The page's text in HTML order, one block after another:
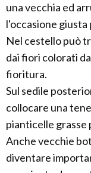
una vecchia ed
l'occasione
Nel cestello può
dai fiori colorati
fioritura.
Sul sedile
collocare una
pianticelle grasse
Anche vecchie
diventare